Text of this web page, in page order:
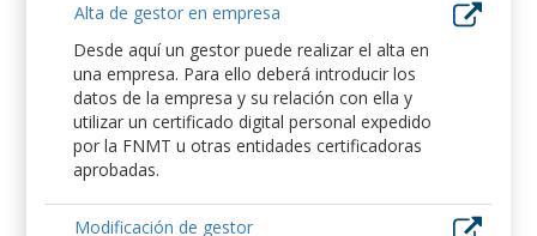
Alta de gestor en empresa
Desde aquí un gestor puede realizar el alta en
una empresa. Para ello deberá introducir los
datos de la empresa y su relación con ella y
utilizar un certificado digital personal expedido
por la FNMT u otras entidades certificadoras
aprobadas.
Modificación de gestor